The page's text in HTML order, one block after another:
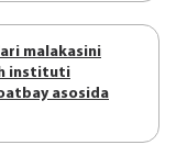
mаlаkаsini
instituti
аsоsidа